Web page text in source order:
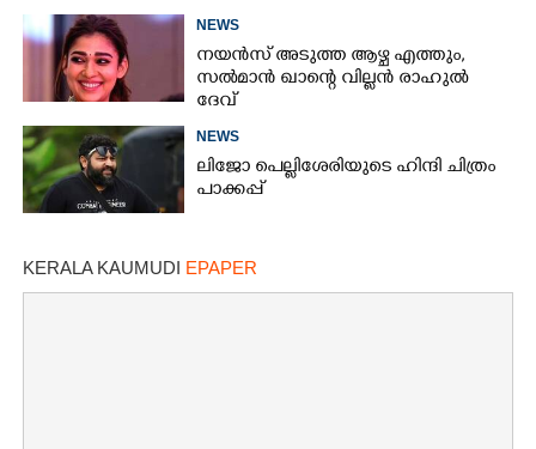
NEWS
നയൻസ് അടുത്ത ആഴ്ച എത്തും,
സൽമാൻ ഖാന്റെ വില്ലൻ രാഹുൽ
ദേവ്
NEWS
ലിജോ പെല്ലിശേരിയുടെ ഹിന്ദി ചിത്രം
പാക്കപ്പ്
KERALA KAUMUDI EPAPER